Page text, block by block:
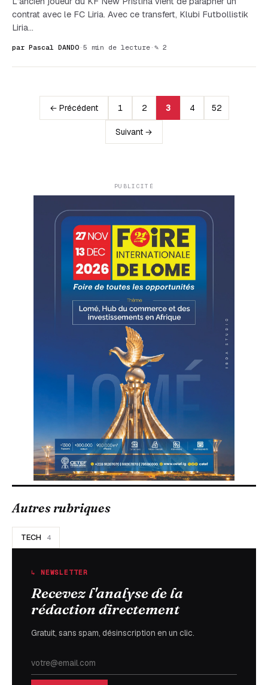
contrat avec le FC Liria. Avec ce transfert, Klubi Futbollistik
Liria…
par Pascal DANDO · 5 min de lecture · ✎ 2
← Précédent 1 2 3 4 52
Suivant →
PUBLICITÉ
Autres rubriques
TECH 4
↳ NEWSLETTER
Recevez l'analyse de la
rédaction directement
Gratuit, sans spam, désinscription en un clic.